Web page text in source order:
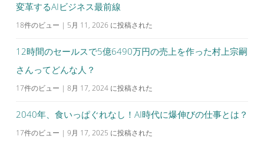
変革するAIビジネス最前線
18件のビュー | 5月 11, 2026 に投稿された
12時間のセールスで5億6490万円の売上を作った村上宗嗣
さんってどんな人？
17件のビュー | 8月 17, 2024 に投稿された
2040年、食いっぱぐれなし！AI時代に爆伸びの仕事とは？
17件のビュー | 9月 17, 2025 に投稿された